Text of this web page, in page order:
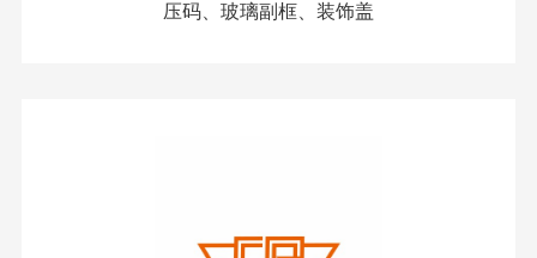
压码、玻璃副框、装饰盖